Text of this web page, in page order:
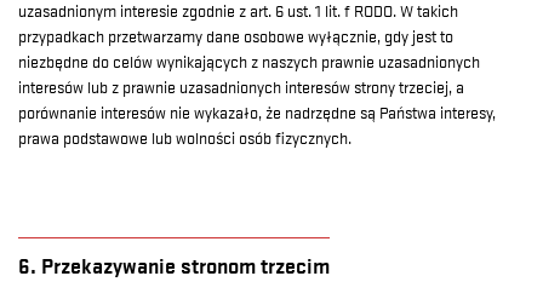
uzasadnionym interesie zgodnie z art. 6 ust. 1 lit. f RODO. W takich
przypadkach przetwarzamy dane osobowe wyłącznie, gdy jest to
niezbędne do celów wynikających z naszych prawnie uzasadnionych
interesów lub z prawnie uzasadnionych interesów strony trzeciej, a
porównanie interesów nie wykazało, że nadrzędne są Państwa interesy,
prawa podstawowe lub wolności osób fizycznych.
6. Przekazywanie stronom trzecim